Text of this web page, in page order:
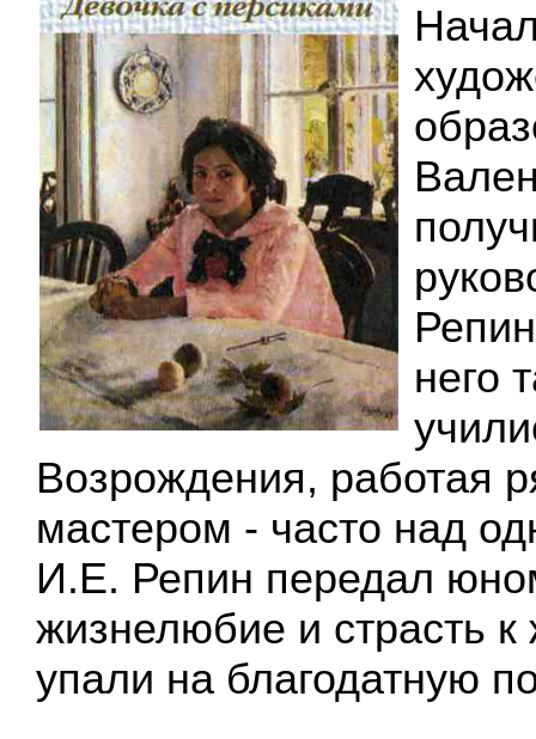
него
Возрождения, работая
мастером - часто над
И.Е. Репин передал
жизнелюбие и страсть
упали на благодатную